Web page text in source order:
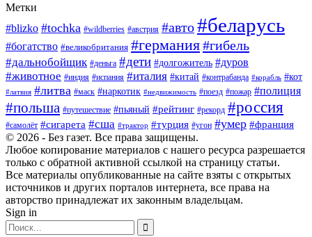
Метки
#blizko #tochka #wildberries #австрия #авто#беларусь
#богатство #великобритания #германия#гибель
#дальнобойщик #деньга #дети #долгожитель #дуров
#животное #индия #испания #италия #китай #контрабанда #корабль #кот
#латвия #литва #маск #наркотик #недвижимость #поезд #пожар #полиция
#польша #путешествие #пьяный #рейтинг #рекорд #россия
#самолёт #сигарета #сша #трактор #турция #угон #умер #франция
© 2026 - Без газет. Все права защищены.
Любое копирование материалов с нашего ресурса разрешается
только с обратной активной ссылкой на страницу статьи.
Все материалы опубликованные на сайте взяты с открытых
источников и других порталов интернета, все права на
авторство принадлежат их законным владельцам.
Sign in